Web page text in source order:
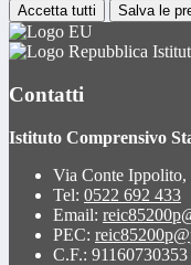
Accetta tutti Salva le
Contatti
Istituto Comprensivo
Via Conte
Tel: 0522 692 433
Email:
PEC:
C.F.: 91160730353